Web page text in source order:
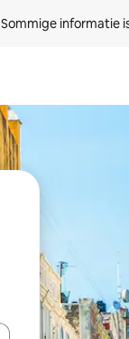
Sommige informatie